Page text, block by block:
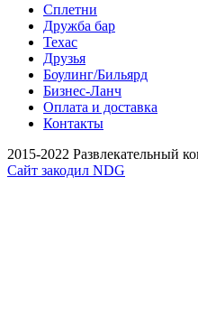
Сплетни
Дружба бар
Техас
Друзья
Боулинг/Бильярд
Бизнес-Ланч
Оплата и доставка
Контакты
2015-2022 Развлекательный
Сайт закодил NDG